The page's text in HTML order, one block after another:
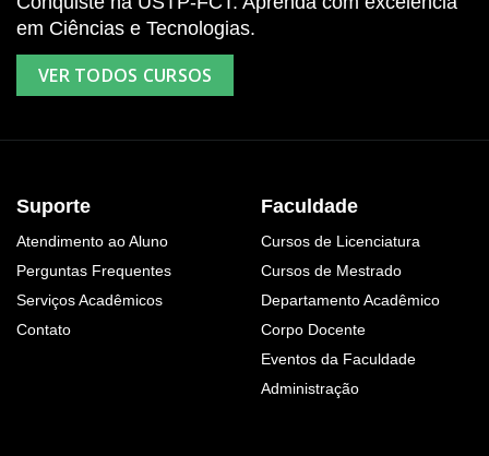
em Ciências e Tecnologias.
VER TODOS CURSOS
Suporte
Atendimento ao Aluno
Perguntas Frequentes
Serviços Acadêmicos
Contato
Faculdade
Cursos de Licenciatura
Cursos de Mestrado
Departamento Acadêmico
Corpo Docente
Eventos da Faculdade
Administração